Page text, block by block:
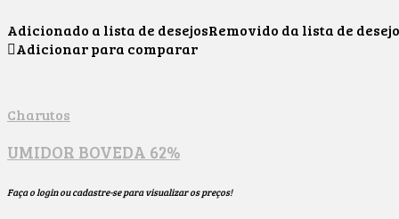
Adicionado a lista de desejosRemovido da lista de
Adicionar para comparar
Charutos
UMIDOR BOVEDA 62%
Faça o login ou cadastre-se para visualizar os preços!